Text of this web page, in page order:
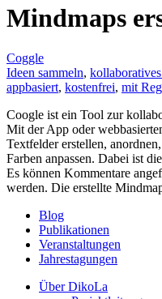
Mindmaps
Coggle
Ideen sammeln,
appbasiert, kostenfrei, mit
Coogle ist ein Tool zur
Mit der App oder
Textfelder erstellen,
Farben anpassen. Dabei ist
Es können Kommentare
werden. Die erstellte
Blog
Publikationen
Veranstaltungen
Jahrestagungen
Über DikoLa